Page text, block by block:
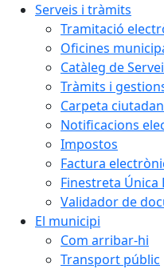
Serveis i tràmits
Tramitació
Oficines
Catàleg de
Tràmits i
Carpeta
Notificacions
Impostos
Factura
Finestreta Única
Validador de
El municipi
Com arribar-hi
Transport públic